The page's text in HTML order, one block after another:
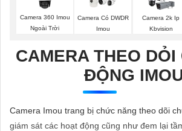
SẢN
LẮP
Camera 360 Imou
Ngoài Trời
Camera Có DWDR
Imou
Camera 2k Ip
Kbvision
CAMERA THEO DỎI
ĐỘNG
Camera Imou trang bị chức năng theo dõi
giám sát các hoạt động cũng như đem lại